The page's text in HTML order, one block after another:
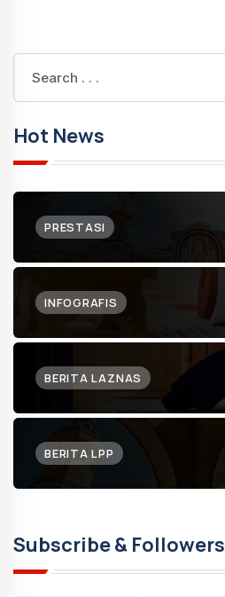
Hot News
PRESTASI
INFOGRAFIS
BERITA LAZNAS
BERITA LPP
Subscribe & Followers